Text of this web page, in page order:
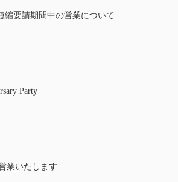
縮要請期間中の営業について
Party
業いたします